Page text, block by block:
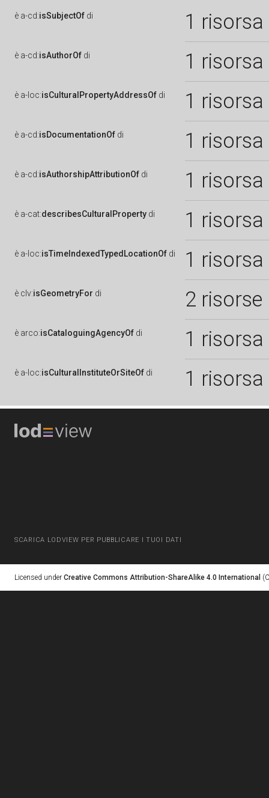
è a-cd:isSubjectOf di 1 risorsa
è a-cd:isAuthorOf di 1 risorsa
è a-loc:isCulturalPropertyAddressOf di 1 risorsa
è a-cd:isDocumentationOf di 1 risorsa
è a-cd:isAuthorshipAttributionOf di 1 risorsa
è a-cat:describesCulturalProperty di 1 risorsa
è a-loc:isTimeIndexedTypedLocationOf di 1 risorsa
è clv:isGeometryFor di 2 risorse
è arco:isCataloguingAgencyOf di 1 risorsa
è a-loc:isCulturalInstituteOrSiteOf di 1 risorsa
SCARICA LODVIEW PER PUBBLICARE I TUOI DATI
Licensed under Creative Commons Attribution-ShareAlike 4.0 International